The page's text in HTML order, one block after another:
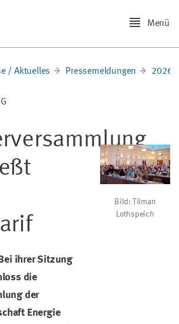
Menü
/ Aktuelles Pressemeldungen 2026
ihrer Sitzung
die
der
Energie
Bild: Tilman
Lothspeich